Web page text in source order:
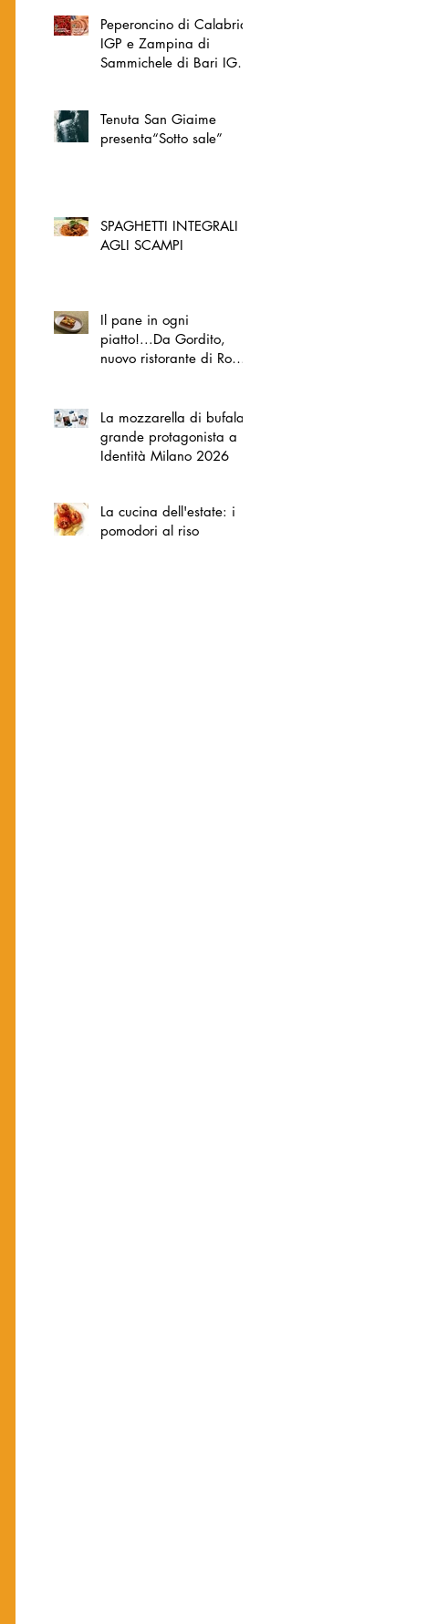
Peperoncino di Calabria
IGP e Zampina di
Sammichele di Bari IGP
Tenuta San Giaime
presenta“Sotto sale”
SPAGHETTI INTEGRALI
AGLI SCAMPI
Il pane in ogni
piatto!...Da Gordito,
nuovo ristorante di Roma
La mozzarella di bufala
grande protagonista a
Identità Milano 2026
La cucina dell'estate: i
pomodori al riso